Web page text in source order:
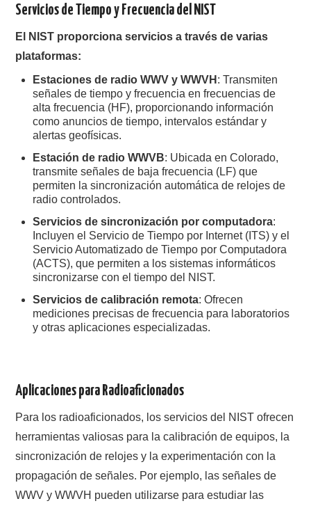
WAVELOG
AUTENTIFICACIÓN DE MIEMBROS DEL
CRECJ
MUMLA APP ( MUY FÁCIL )
Servicios de Tiempo y Frecuencia del NIST
El NIST proporciona servicios a través de varias
plataformas:
Estaciones de radio WWV y WWVH : Transmiten
señales de tiempo y frecuencia en frecuencias de
alta frecuencia (HF), proporcionando información
como anuncios de tiempo, intervalos estándar y
alertas geofísicas.
Estación de radio WWVB: Ubicada en Colorado,
transmite señales de baja frecuencia (LF) que
permiten la sincronización automática de relojes de
radio controlados.
Servicios de sincronización por computadora:
Incluyen el Servicio de Tiempo por Internet (ITS) y el
Servicio Automatizado de Tiempo por Computadora
(ACTS), que permiten a los sistemas informáticos
sincronizarse con el tiempo del NIST.
Servicios de calibración remota: Ofrecen
mediciones precisas de frecuencia para laboratorios
y otras aplicaciones especializadas.
Aplicaciones para Radioaficionados
Para los radioaficionados, los servicios del NIST ofrecen
herramientas valiosas para la calibración de equipos, la
sincronización de relojes y la experimentación con la
propagación de señales. Por ejemplo, las señales de
WWV y WWVH pueden utilizarse para estudiar las